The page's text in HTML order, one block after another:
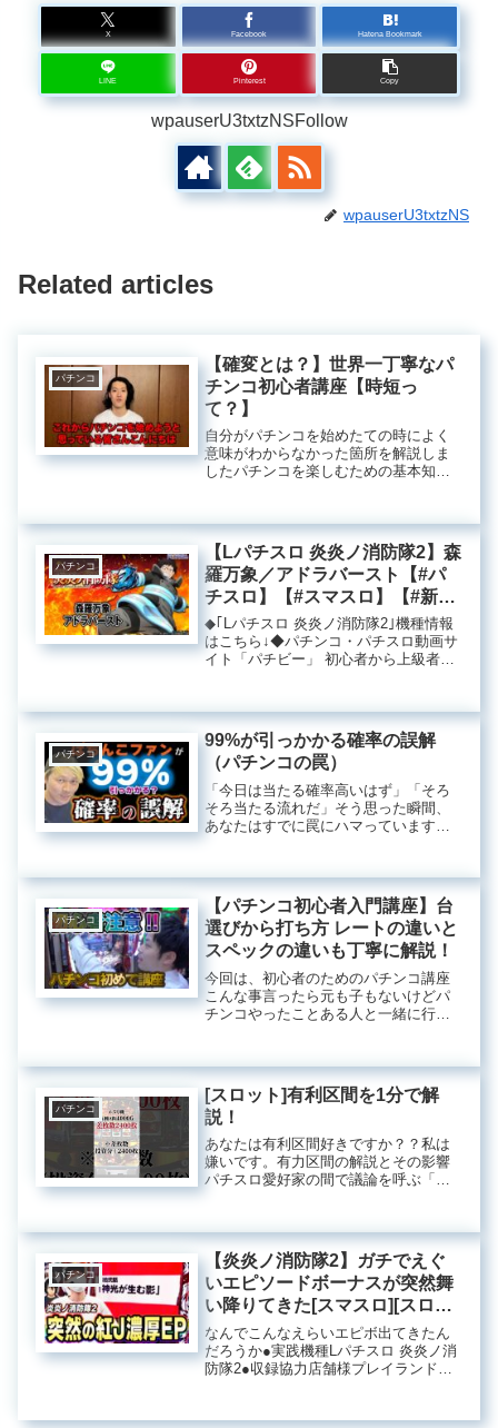
X Facebook Hatena Bookmark
LINE Pinterest Copy
wpauserU3txtzNSFollow
wpauserU3txtzNS
Related articles
パチンコ
【確変とは？】世界一丁寧なパ
チンコ初心者講座【時短っ
て？】
自分がパチンコを始めたての時によく
意味がわからなかった箇所を解説しま
したパチンコを楽しむための基本知識
めて挑戦する際には複雑なルールや専
門用語などがあり、戸惑うことが多い
も...
パチンコ
【Lパチスロ 炎炎ノ消防隊2】森
羅万象／アドラバースト【#パ
チスロ】【#スマスロ】【#新台
動画】
◆｢Lパチスロ 炎炎ノ消防隊2｣機種情報
はこちら↓◆パチンコ・パチスロ動画サ
イト「パチビー」 初心者から上級者ま
の繋がり近年、気候問題がさまざまな
分野で注目を集めている...
パチンコ
99%が引っかかる確率の誤解
（パチンコの罠）
「今日は当たる確率高いはず」「そろ
そろ当たる流れだ」そう思った瞬間、
あなたはすでに罠にハマっています。
「319回回せば当たる」ではありませ
ん。何回まわしても毎回1/...
パチンコ
【パチンコ初心者入門講座】台
選びから打ち方 レートの違いと
スペックの違いも丁寧に解説！
今回は、初心者のためのパチンコ講座
こんな事言ったら元も子もないけどパ
チンコやったことある人と一緒に行く
します■■ぷろでゅーさーN(編集担当)
【Twitter】⇒■ダラム8...
パチンコ
[スロット]有利区間を1分で解
説！
あなたは有利区間好きですか？？私は
嫌いです。有力区間の解説とその影響
パチスロ愛好家の間で議論を呼ぶ「有
不利になることもあり、その影響は多
岐にわたります。ここでは、有力区間
の...
パチンコ
【炎炎ノ消防隊2】ガチでえぐ
いエピソードボーナスが突然舞
い降りてきた[スマスロ][スロッ
ト][パチスロ]
なんでこんなえらいエピボ出てきたん
だろうか●実践機種Lパチスロ 炎炎ノ消
防隊2●収録協力店舗様プレイランドキ
satoshinyo3104@gmail.com●おすすめ